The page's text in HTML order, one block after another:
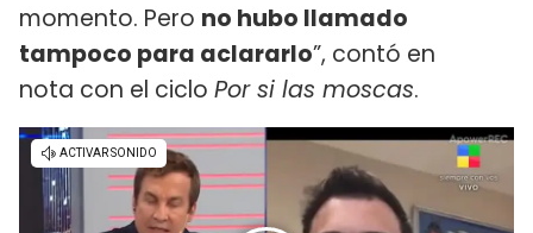
momento. Pero no hubo llamado
tampoco para aclararlo”, contó en
nota con el ciclo Por si las moscas.